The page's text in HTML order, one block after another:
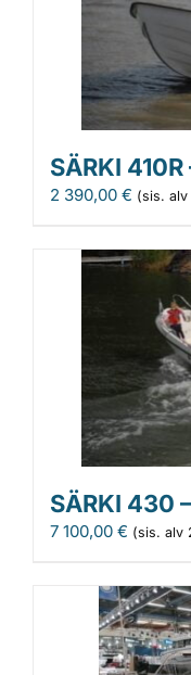
Asiakaskokemuksia
SÄRKI
2 390,00 € (sis. alv
SÄRKI 430
7 100,00 € (sis. alv